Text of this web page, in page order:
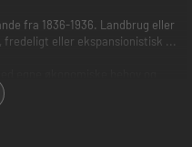
fra 1836-1936. Landbrug eller
eller ekspansionistisk ...
for at drage fordel af nye,
i dit land ved at holde